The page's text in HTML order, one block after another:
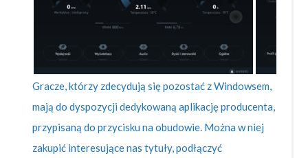
Gracze, którzy zdecydują się pozostać z Windowsem,
mają do dyspozycji dedykowaną aplikację producenta,
przypisaną do przycisku na obudowie. Można w niej
zakupić interesujące nas tytuły, podłączyć